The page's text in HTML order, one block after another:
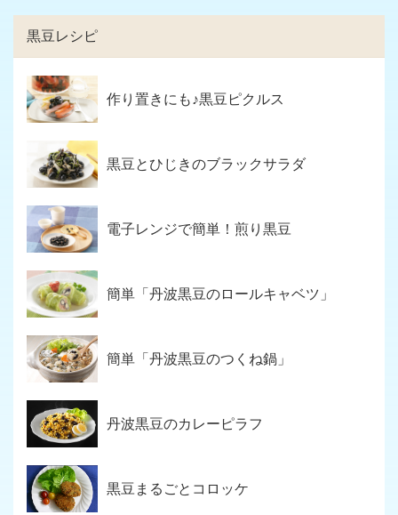
黒豆レシピ
作り置きにも♪黒豆ピクルス
黒豆とひじきのブラックサラダ
電子レンジで簡単！煎り黒豆
簡単「丹波黒豆のロールキャベツ」
簡単「丹波黒豆のつくね鍋」
丹波黒豆のカレーピラフ
黒豆まるごとコロッケ